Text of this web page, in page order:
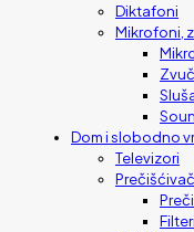
Diktafoni
Mikrofoni,
Dom i slobodno
Televizori
Filteri